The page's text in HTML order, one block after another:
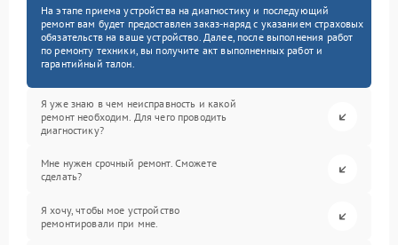
На этапе приема устройства на диагностику и последующий
ремонт вам будет предоставлен заказ-наряд с указанием страховых
обязательств на ваше устройство. Далее, после выполнения работ
по ремонту техники, вы получите акт выполненных работ и
гарантийный талон.
Я уже знаю в чем неисправность и какой
ремонт необходим. Для чего проводить
диагностику?
Мне нужен срочный ремонт. Сможете
сделать?
Я хочу, чтобы мое устройство
ремонтировали при мне.